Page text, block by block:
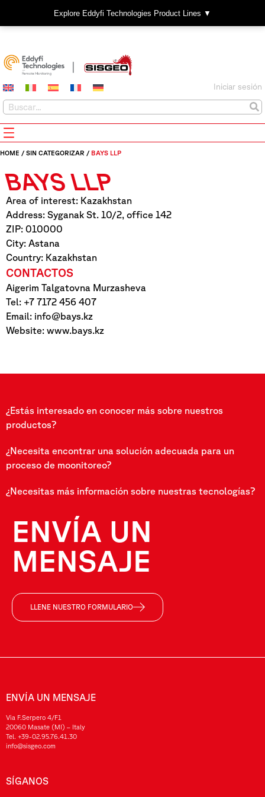
Explore Eddyfi Technologies Product Lines ▼
Iniciar sesión
HOME / SIN CATEGORIZAR / BAYS LLP
BAYS LLP
Area of interest: Kazakhstan
Address: Syganak St. 10/2, office 142
ZIP: 010000
City: Astana
Country: Kazakhstan
CONTACTOS
Aigerim Talgatovna Murzasheva
Tel: +7 7172 456 407
Email: info@bays.kz
Website: www.bays.kz
¿Estás interesado en conocer más sobre nuestros
productos?
¿Necesita encontrar una solución adecuada para un
proceso de moonitoreo?
¿Necesitas más información sobre nuestras tecnologías?
ENVÍA UN
MENSAJE
LLENE NUESTRO FORMULARIO
ENVÍA UN MENSAJE
Via F.Serpero 4/F1
20060 Masate (MI) – Italy
Tel. +39-02.95.76.41.30
info@sisgeo.com
SÍGANOS